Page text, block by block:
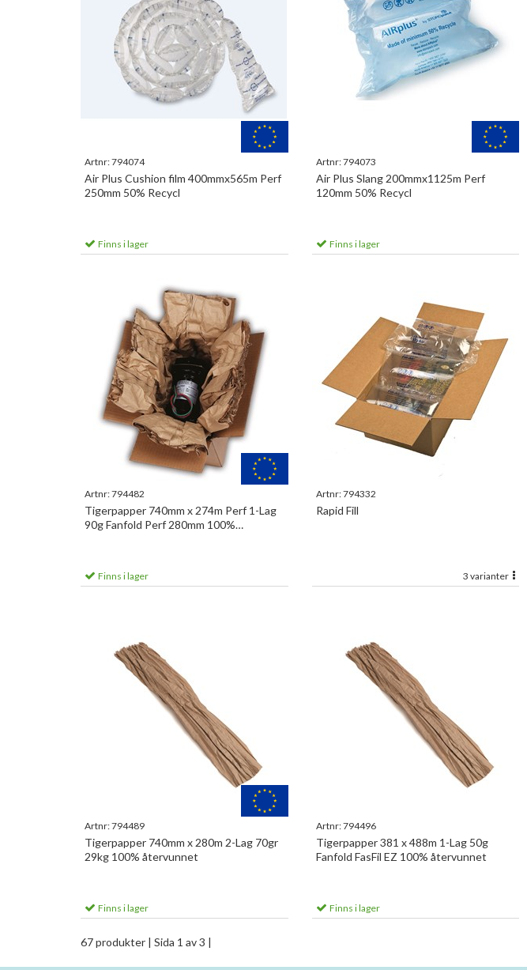
Artnr:794074
Air Plus Cushion film 400mmx565m Perf
250mm 50% Recycl
Finns i lager
Artnr:794073
Air Plus Slang 200mmx1125m Perf
120mm 50% Recycl
Finns i lager
Artnr:794482
Tigerpapper 740mm x 274m Perf 1-Lag
90g Fanfold Perf 280mm 100%
Finns i lager
Artnr:794332
Rapid Fill
3 varianter
Artnr:794489
Tigerpapper 740mm x 280m 2-Lag 70gr
29kg 100% återvunnet
Finns i lager
Artnr:794496
Tigerpapper 381 x 488m 1-Lag 50g
Fanfold FasFil EZ 100% återvunnet
Finns i lager
67 produkter | Sida 1 av 3 |